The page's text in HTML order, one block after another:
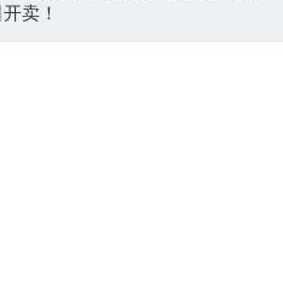
卖！